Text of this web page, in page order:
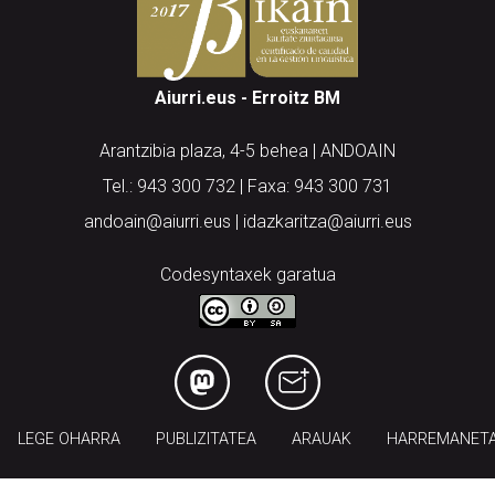
Aiurri.eus - Erroitz BM
Arantzibia plaza, 4-5 behea | ANDOAIN
Tel.: 943 300 732 | Faxa: 943 300 731
andoain@aiurri.eus | idazkaritza@aiurri.eus
Codesyntaxek garatua
LEGE OHARRA PUBLIZITATEA ARAUAK